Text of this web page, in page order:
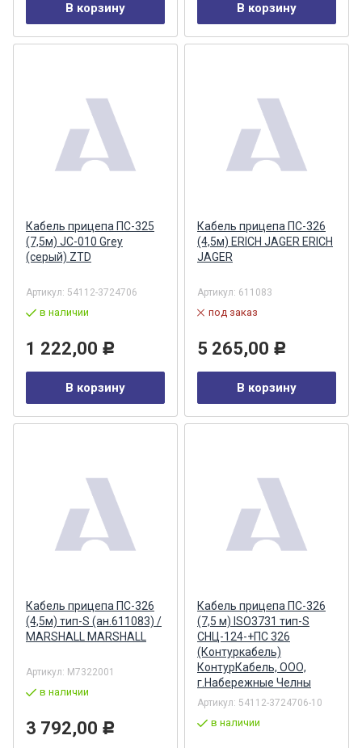
В корзину В корзину
Кабель прицепа ПС-325
(7,5м) JC-010 Grey
(серый) ZTD
Артикул: 54112-3724706
в наличии
1 222,00 Р
В корзину
Кабель прицепа ПС-326
(4,5м) ERICH JAGER ERICH
JAGER
Артикул: 611083
под заказ
5 265,00 Р
В корзину
Кабель прицепа ПС-326
(4,5м) тип-S (ан.611083) /
MARSHALL MARSHALL
Артикул: M7322001
в наличии
3 792,00 Р
Кабель прицепа ПС-326
(7,5 м) ISO3731 тип-S
СНЦ-124-+ПС 326
(Контуркабель)
КонтурКабель, ООО,
г.Набережные Челны
Артикул: 54112-3724706-10
в наличии